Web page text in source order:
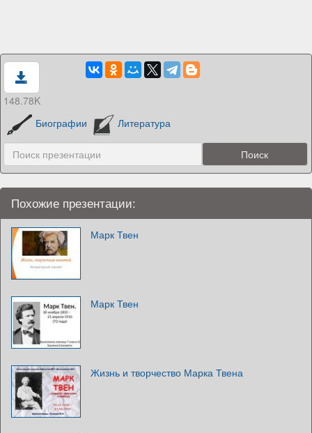
148.78K
Биографии
Литература
Похожие презентации:
Марк Твен
Марк Твен
Жизнь и творчество Марка Твена